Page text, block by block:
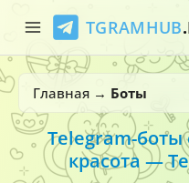
TGRAMHUB
Главная
Стикеры
Эмодзи
Главная → Боты
Telegram-боты
красота —